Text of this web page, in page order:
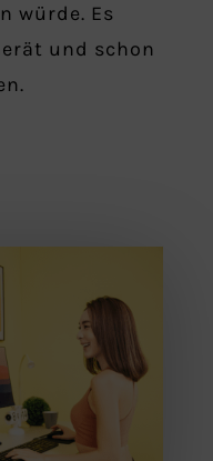
würde. Es
und schon